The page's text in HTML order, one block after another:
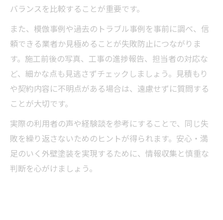
バランスを比較することが重要です。
また、模倣事例や過去のトラブル事例を事前に調べ、信
頼できる業者か見極めることが失敗防止につながりま
す。施工前後の写真、工事の進捗報告、担当者の対応な
ど、細かな点も見逃さずチェックしましょう。見積もり
や契約内容に不明点がある場合は、遠慮せずに質問する
ことが大切です。
実際の利用者の声や経験談を参考にすることで、同じ失
敗を繰り返さないためのヒントが得られます。安心・満
足のいく外壁塗装を実現するために、情報収集と慎重な
判断を心がけましょう。